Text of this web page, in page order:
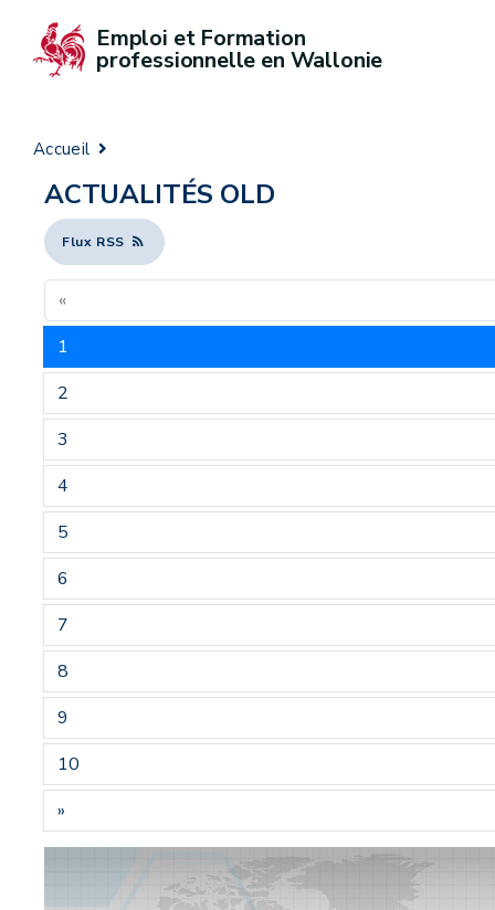
Emploi et Formation
professionnelle en Wallonie
Accueil
ACTUALITÉS OLD
Flux RSS
«
1
2
3
4
5
6
7
8
9
10
»